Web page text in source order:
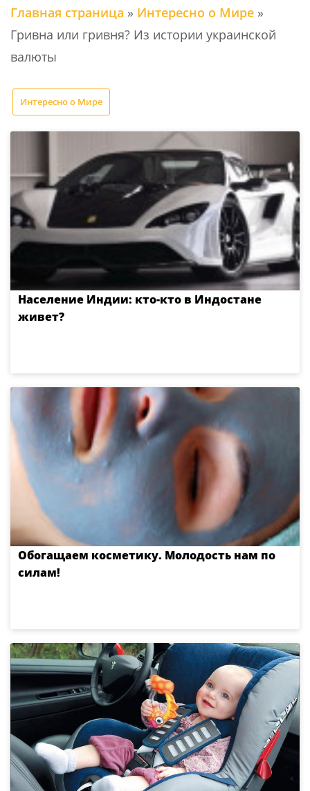
Главная страница » Интересно о Мире »
Гривна или гривня? Из истории украинской
валюты
Интересно о Мире
Население Индии: кто-кто в Индостане
живет?
Обогащаем косметику. Молодость нам по
силам!